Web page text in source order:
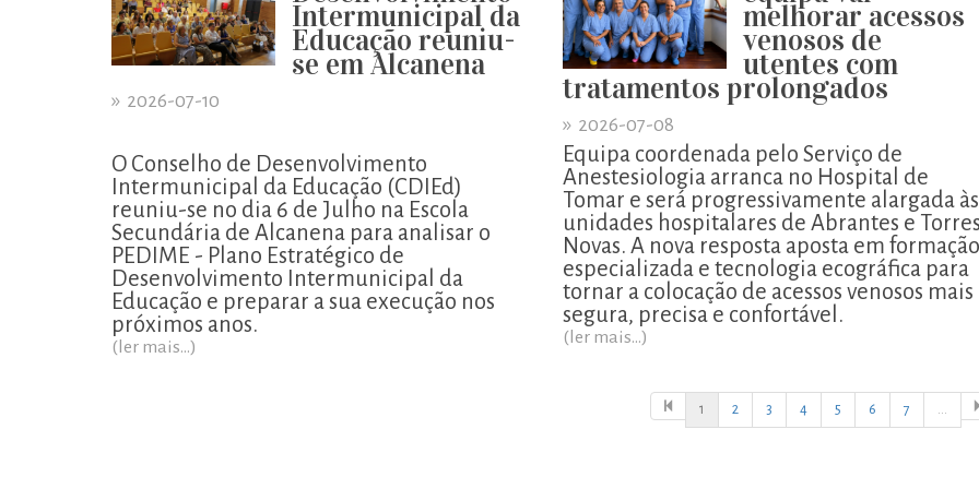
Intermunicipal da
Educação reuniu-
se em Alcanena
» 2026-07-10
O Conselho de Desenvolvimento
Intermunicipal da Educação (CDIEd)
reuniu-se no dia 6 de Julho na Escola
Secundária de Alcanena para analisar o
PEDIME - Plano Estratégico de
Desenvolvimento Intermunicipal da
Educação e preparar a sua execução nos
próximos anos.
(ler mais...)
melhorar acessos
venosos de
utentes com
tratamentos prolongados
» 2026-07-08
Equipa coordenada pelo Serviço de
Anestesiologia arranca no Hospital de
Tomar e será progressivamente alargada às
unidades hospitalares de Abrantes e
Novas. A nova resposta aposta em formação
especializada e tecnologia ecográfica para
tornar a colocação de acessos venosos mais
segura, precisa e confortável.
(ler mais...)
1 2 3 4 5 6 7 ...